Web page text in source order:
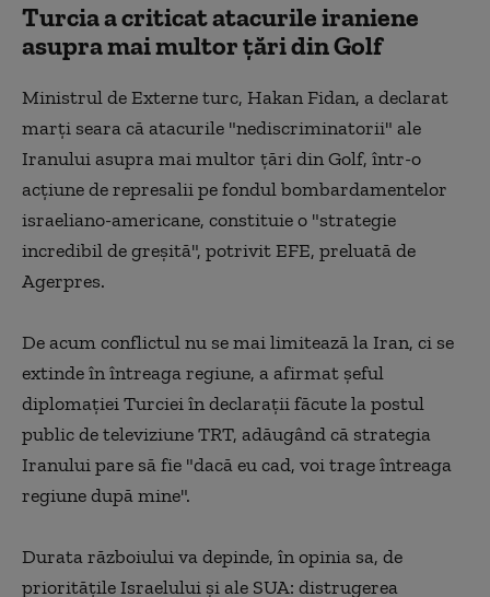
Turcia a criticat atacurile iraniene
asupra mai multor țări din Golf
Ministrul de Externe turc, Hakan Fidan, a declarat
marţi seara că atacurile "nediscriminatorii" ale
Iranului asupra mai multor ţări din Golf, într-o
acţiune de represalii pe fondul bombardamentelor
israeliano-americane, constituie o "strategie
incredibil de greşită", potrivit EFE, preluată de
Agerpres.
De acum conflictul nu se mai limitează la Iran, ci se
extinde în întreaga regiune, a afirmat şeful
diplomaţiei Turciei în declaraţii făcute la postul
public de televiziune TRT, adăugând că strategia
Iranului pare să fie "dacă eu cad, voi trage întreaga
regiune după mine".
Durata războiului va depinde, în opinia sa, de
priorităţile Israelului şi ale SUA: distrugerea